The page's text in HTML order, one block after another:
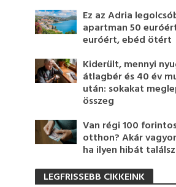
Ez az Adria
apartman 50
euróért, ebéd ötért
Kiderült, mennyi
átlagbér és 40 év
után: sokakat
összeg
Van régi 100
otthon? Akár
ha ilyen hibát
LEGFRISSEBB CIKKEINK